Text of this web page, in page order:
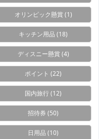
オリンピック懸賞(1)
キッチン用品 (18)
ディスニー懸賞(4)
ポイント (22)
国内旅行(12)
招待券 (50)
日用品 (10)